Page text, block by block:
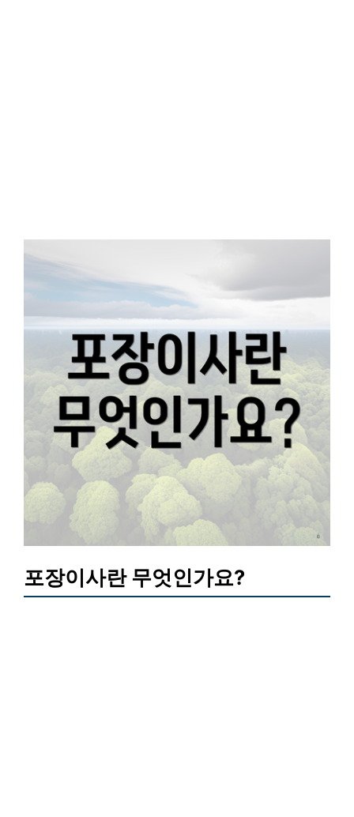
포장이사란 무엇인가요?